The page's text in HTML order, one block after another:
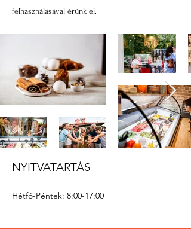
felhasználásával érünk el.
NYITVATARTÁS
Hétfő-Péntek: 8:00-17:00